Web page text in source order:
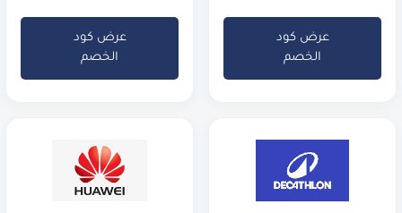
عرض كود
الخصم
عرض كود
الخصم